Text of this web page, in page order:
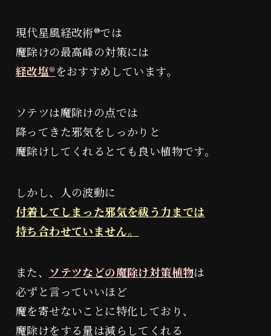
現代星風経改術®︎では
魔除けの最高峰の対策には
経改塩®︎をおすすめしています。
ソテツは魔除けの点では
降ってきた邪気をしっかりと
魔除けしてくれるとても良い植物です。
しかし、人の波動に
付着してしまった邪気を祓う力までは
持ち合わせていません。
また、 ソテツなどの魔除け対策植物は
必ずと言っていいほど
魔を寄せないことに特化しており、
魔除けをする量は減らしてくれる